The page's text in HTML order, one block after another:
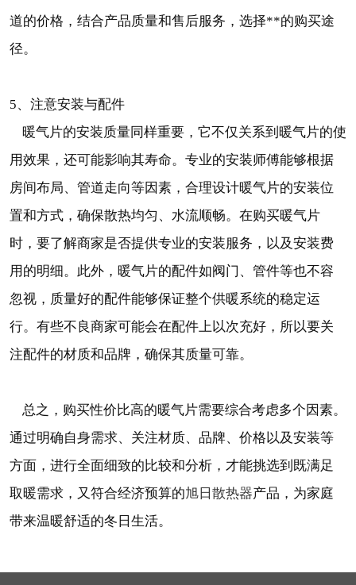
道的价格，结合产品质量和售后服务，选择**的购买途
径。
5、注意安装与配件
暖气片的安装质量同样重要，它不仅关系到暖气片的使
用效果，还可能影响其寿命。专业的安装师傅能够根据
房间布局、管道走向等因素，合理设计暖气片的安装位
置和方式，确保散热均匀、水流顺畅。在购买暖气片
时，要了解商家是否提供专业的安装服务，以及安装费
用的明细。此外，暖气片的配件如阀门、管件等也不容
忽视，质量好的配件能够保证整个供暖系统的稳定运
行。有些不良商家可能会在配件上以次充好，所以要关
注配件的材质和品牌，确保其质量可靠。
总之，购买性价比高的暖气片需要综合考虑多个因素。
通过明确自身需求、关注材质、品牌、价格以及安装等
方面，进行全面细致的比较和分析，才能挑选到既满足
取暖需求，又符合经济预算的旭日散热器产品，为家庭
带来温暖舒适的冬日生活。